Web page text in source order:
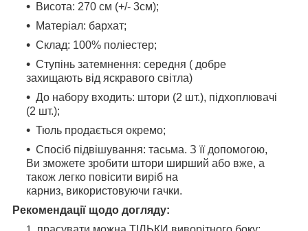
Висота: 270 см (+/- 3см);
Матеріал: бархат;
Склад: 100% поліестер;
Ступінь затемнення: середня ( добре
захищають від яскравого світла)
До набору входить: штори (2 шт.), підхоплювачі
(2 шт.);
Тюль продається окремо;
Спосіб підвішування: тасьма. З її допомогою,
Ви зможете зробити штори ширший або вже, а
також легко повісити виріб на
карниз, використовуючи гачки.
Рекомендації щодо догляду: